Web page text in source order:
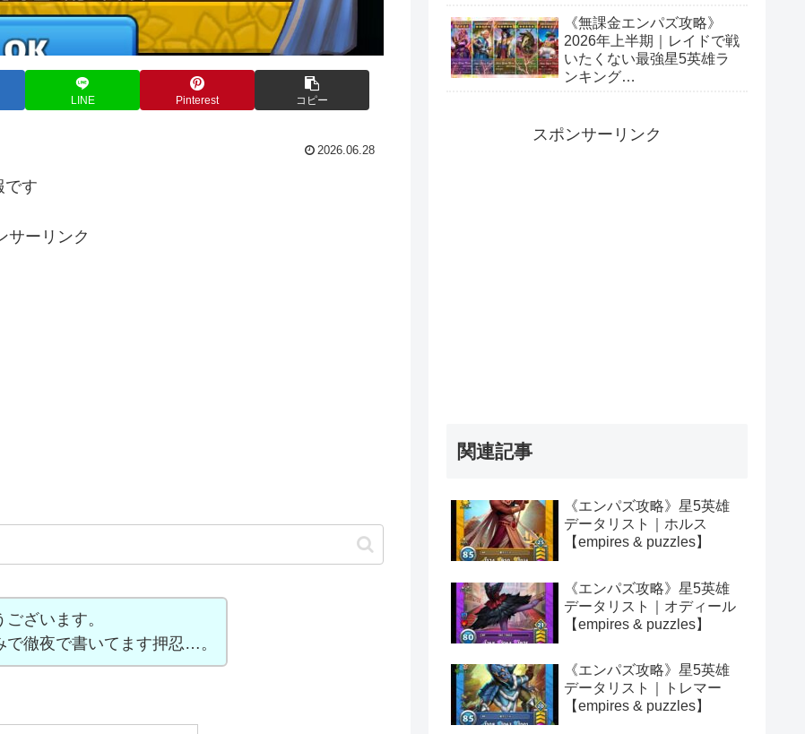
LINE Pinterest コピー
2026.06.28
です
サーリンク
ざいます。
で徹夜で書いてます押忍…。
《無課金エンパズ攻略》
2026年上半期｜レイドで戦
いたくない最強星5英雄ラ
ンキング
スポンサーリンク
関連記事
《エンパズ攻略》星5英雄
データリスト｜ホルス
【empires & puzzles】
《エンパズ攻略》星5英雄
データリスト｜オディール
【empires & puzzles】
《エンパズ攻略》星5英雄
データリスト｜トレマー
【empires & puzzles】